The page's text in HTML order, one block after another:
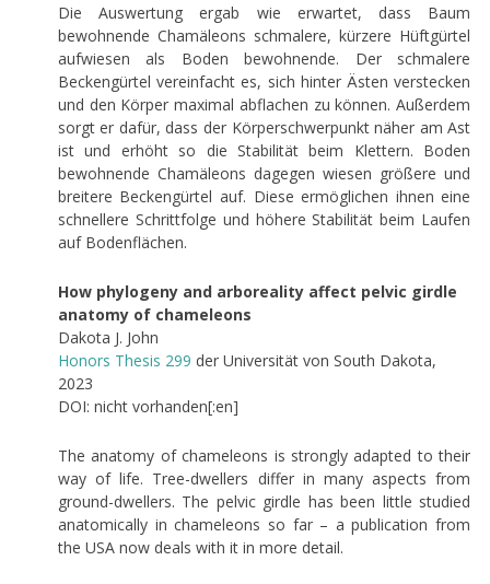
Die Auswertung ergab wie erwartet, dass Baum
bewohnende Chamäleons schmalere, kürzere Hüftgürtel
aufwiesen als Boden bewohnende. Der schmalere
Beckengürtel vereinfacht es, sich hinter Ästen verstecken
und den Körper maximal abflachen zu können. Außerdem
sorgt er dafür, dass der Körperschwerpunkt näher am Ast
ist und erhöht so die Stabilität beim Klettern. Boden
bewohnende Chamäleons dagegen wiesen größere und
breitere Beckengürtel auf. Diese ermöglichen ihnen eine
schnellere Schrittfolge und höhere Stabilität beim Laufen
auf Bodenflächen.
How phylogeny and arboreality affect pelvic girdle
anatomy of chameleons
Dakota J. John
Honors Thesis 299 der Universität von South Dakota,
2023
DOI: nicht vorhanden[:en]
The anatomy of chameleons is strongly adapted to their
way of life. Tree-dwellers differ in many aspects from
ground-dwellers. The pelvic girdle has been little studied
anatomically in chameleons so far – a publication from
the USA now deals with it in more detail.